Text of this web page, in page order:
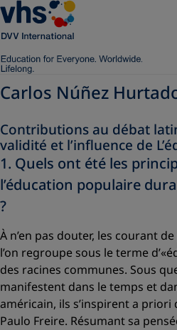
Carlos Núñez
Contributions au débat
validité et l’influence de
1. Quels ont été les
l’éducation populaire
?
À n’en pas douter, les courant
l’on regroupe sous le terme d’
des racines communes. Sous
manifestent dans le temps et
américain, ils s’inspirent a priori
Paulo Freire. Résumant sa